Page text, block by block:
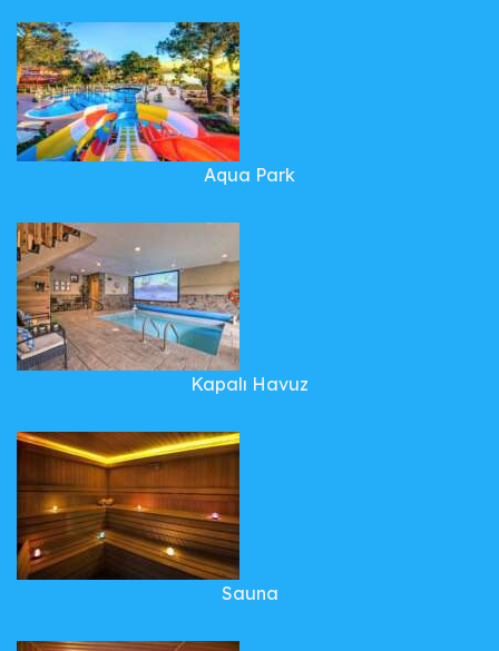
Aqua Park
Kapalı Havuz
Sauna